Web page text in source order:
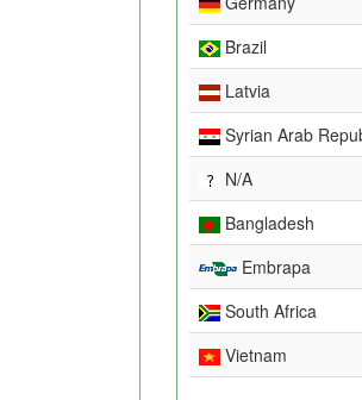
Brazil
Latvia
Syrian Arab
N/A
Bangladesh
Embrapa
South Africa
Vietnam